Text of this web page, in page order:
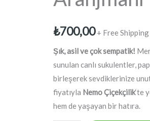
₺700,00 + Free Shipping
Şık, asil ve çok sempatik!
sunulan canlı sukulentler,
birleşerek sevdiklerinize
fiyatıyla Nemo Çiçekçilik‘te
hem de yaşayan bir hatıra.